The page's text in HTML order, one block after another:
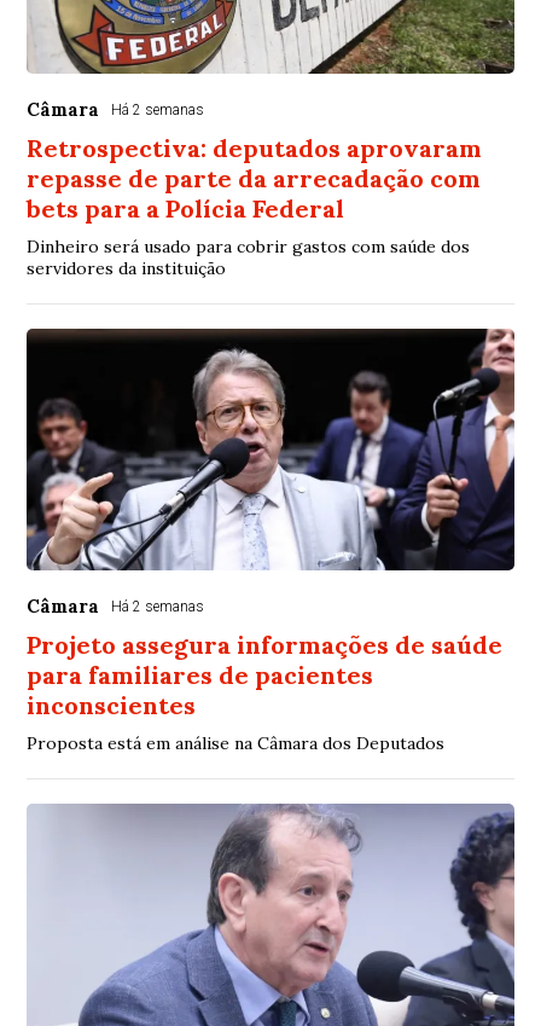
Câmara Há 2 semanas
Retrospectiva: deputados aprovaram
repasse de parte da arrecadação com
bets para a Polícia Federal
Dinheiro será usado para cobrir gastos com saúde dos
servidores da instituição
Câmara Há 2 semanas
Projeto assegura informações de saúde
para familiares de pacientes
inconscientes
Proposta está em análise na Câmara dos Deputados